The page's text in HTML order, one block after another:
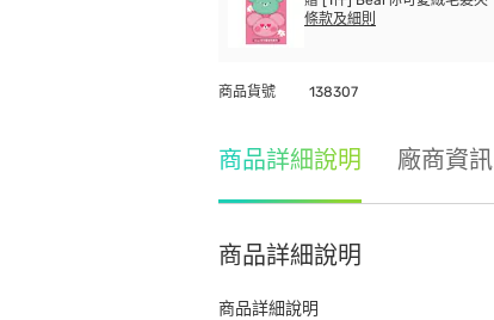
條款及細則
商品貨號 138307
商品詳細說明 廠商資訊
商品詳細說明
商品詳細說明